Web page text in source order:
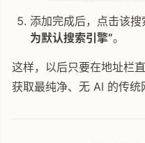
添加完成后，点击该
为默认搜索引擎”。
这样，以后只要在地址栏
获取最纯净、无 AI 的传统